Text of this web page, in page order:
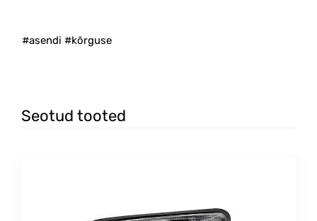
#asendi #kõrguse
Seotud tooted